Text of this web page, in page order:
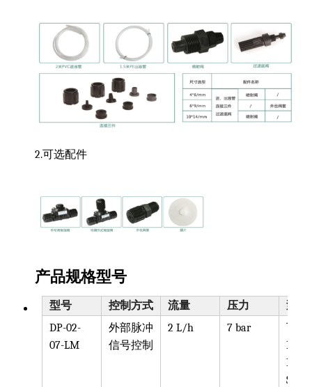
2.可选配件
产品规格型号
型号 控制方式 流量 压力
泵头
DP-02-
07-LM
外部脉冲
信号控制
2 L/h 7 bar
可选
PPV,
PVDF,
SST,